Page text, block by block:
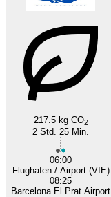
217.5 kg CO2
2 Std. 25 Min.
06:00
Flughafen / Airport (VIE)
08:25
Barcelona El Prat Airport